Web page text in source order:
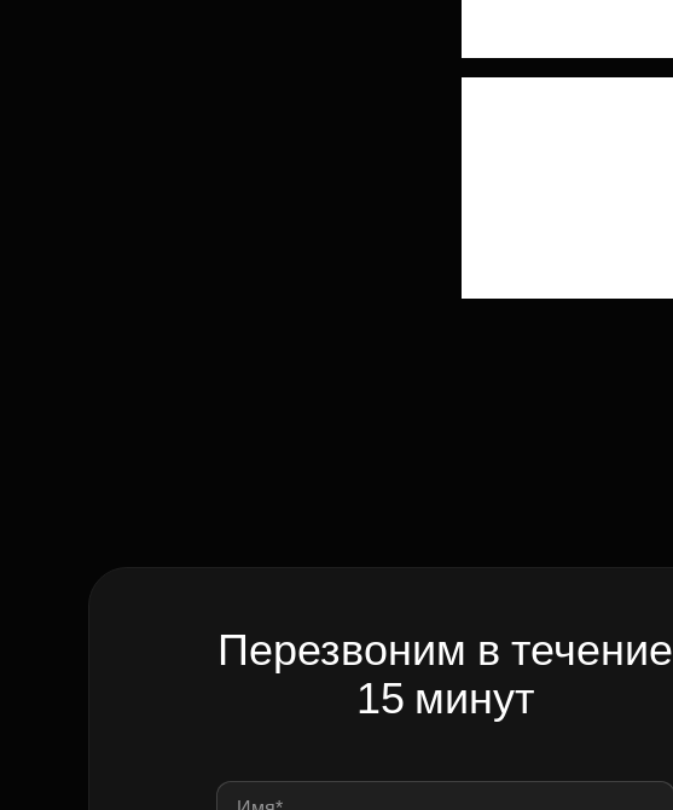
Перезвоним в течение
15 минут